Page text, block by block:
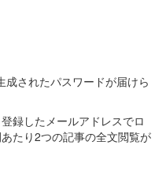
成されたパスワードが届けら
録したメールアドレスでロ
たり2つの記事の全文閲覧が